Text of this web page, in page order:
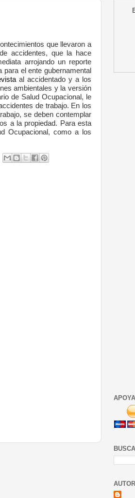
que llevaron a
accidentes, que la hace
arrojando un reporte
el ente gubernamental
al accidentado y a los
ambientales y la versión
de Salud Ocupacional, le
de trabajo. En los
se deben contemplar
a la propiedad. Para esta
Ocupacional, como a los